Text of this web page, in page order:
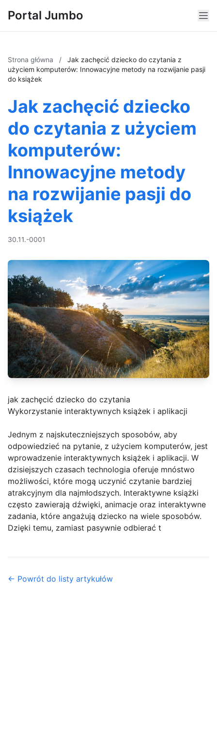
Portal Jumbo
Strona główna /
Jak zachęcić dziecko do czytania z
użyciem komputerów: Innowacyjne metody na rozwijanie pasji
do książek
Jak zachęcić dziecko
do czytania z użyciem
komputerów:
Innowacyjne metody
na rozwijanie pasji do
książek
30.11.-0001
jak zachęcić dziecko do czytania
Wykorzystanie interaktywnych książek i aplikacji
Jednym z najskuteczniejszych sposobów, aby
odpowiedzieć na pytanie, z użyciem komputerów, jest
wprowadzenie interaktywnych książek i aplikacji. W
dzisiejszych czasach technologia oferuje mnóstwo
możliwości, które mogą uczynić czytanie bardziej
atrakcyjnym dla najmłodszych. Interaktywne książki
często zawierają dźwięki, animacje oraz interaktywne
zadania, które angażują dziecko na wiele sposobów.
Dzięki temu, zamiast pasywnie odbierać t
← Powrót do listy artykułów